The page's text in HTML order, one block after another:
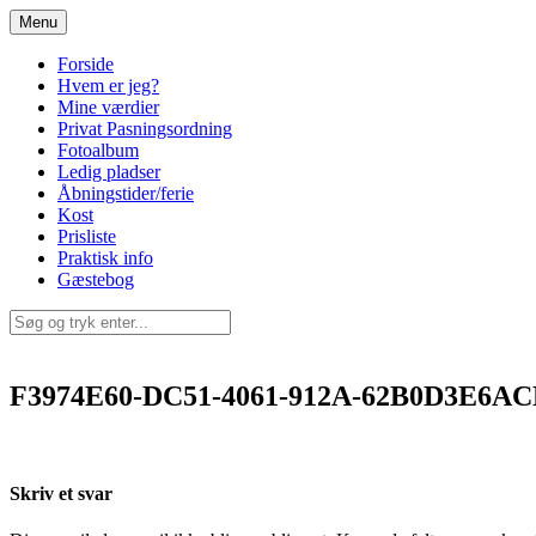
Spring
til
indhold
Menu
Forside
Hvem er jeg?
Mine værdier
Privat Pasningsordning
Fotoalbum
Ledig pladser
Åbningstider/ferie
Kost
Prisliste
Praktisk info
Gæstebog
F3974E60-DC51-4061-912A-
Skriv et svar